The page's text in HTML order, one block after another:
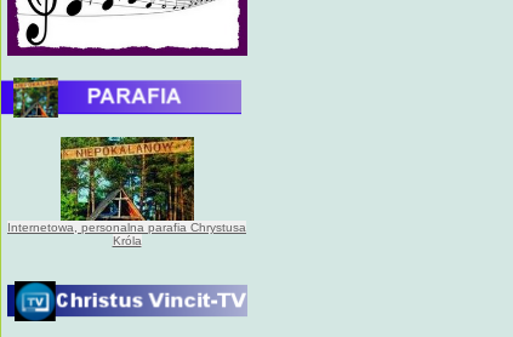
Internetowa, personalna parafia Chrystusa
Króla